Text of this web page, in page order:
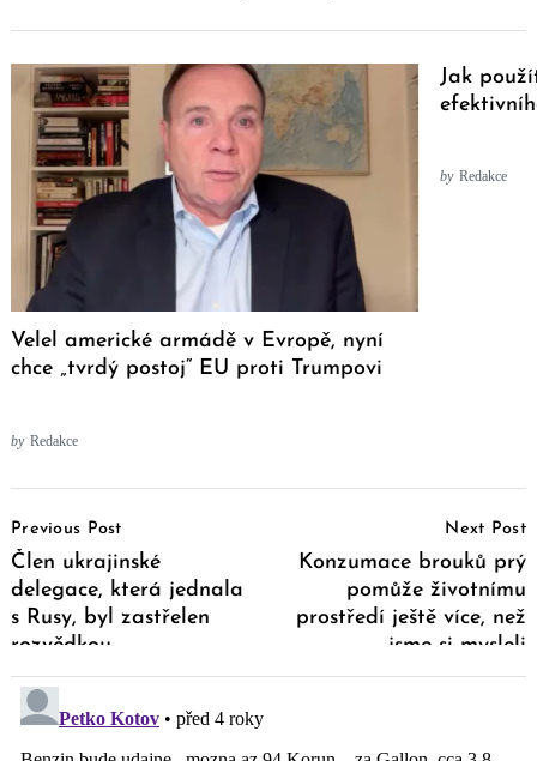
Velel americké armádě v Evropě, nyní
chce „tvrdý postoj“ EU proti Trumpovi
by Redakce
Jak
by Redakce
Navigation
Previous Post
Člen ukrajinské
delegace, která jednala
s Rusy, byl zastřelen
rozvědkou
Next Post
Konzumace brouků prý
pomůže životnímu
prostředí ještě více, než
jsme si mysleli